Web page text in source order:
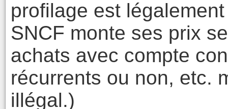
profilage est
SNCF monte ses prix
achats avec compte
récurrents ou non, etc.
illégal.)